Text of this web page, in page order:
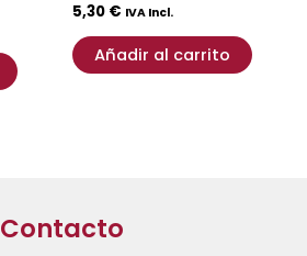
5,30 € IVA Incl.
Añadir al carrito
Contacto